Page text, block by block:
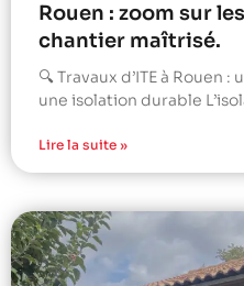
Rouen : zoom sur
chantier maîtrisé.
🔍 Travaux d’ITE à Rouen
une isolation durable
Lire la suite »